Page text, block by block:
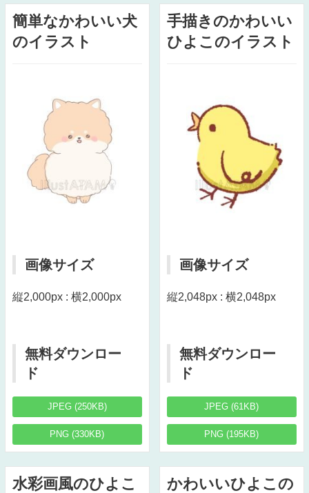
簡単なかわいい犬
のイラスト
画像サイズ
縦2,000px : 横2,000px
無料ダウンロー
ド
JPEG (250KB)
PNG (330KB)
手描きのかわいい
ひよこのイラスト
画像サイズ
縦2,048px : 横2,048px
無料ダウンロー
ド
JPEG (61KB)
PNG (195KB)
水彩画風のひよこ
かわいいひよこの